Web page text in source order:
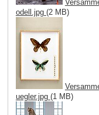
odell.jpg (2 MB)
uegler.jpg (1 MB)